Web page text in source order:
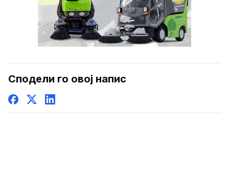
Сподели го овој напис